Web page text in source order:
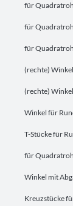
für
für
für
(rechte)
(rechte)
Winkel für
T-Stücke für
für
Winkel mit
Kreuzstücke